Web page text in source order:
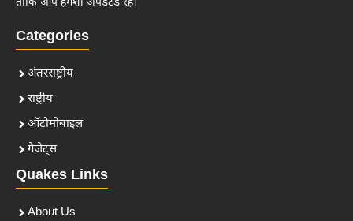
Categories
अंतरराष्ट्रीय
राष्ट्रीय
ऑटोमोबाइल
गैजेट्स
Quakes Links
About Us